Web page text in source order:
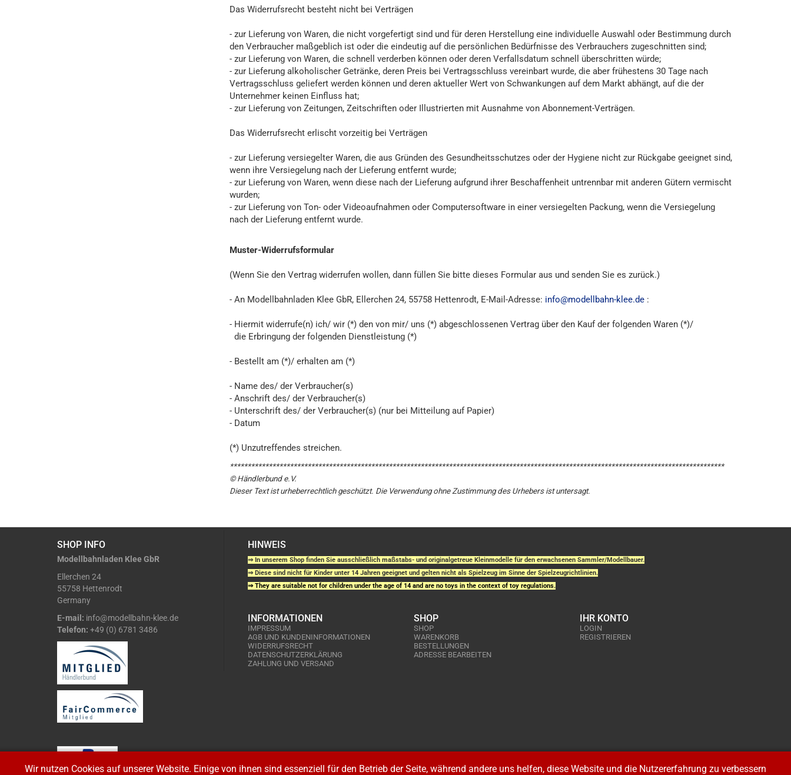
Das Widerrufsrecht besteht nicht bei Verträgen
- zur Lieferung von Waren, die nicht vorgefertigt sind und für deren Herstellung eine individuelle Auswahl oder Bestimmung durch
den Verbraucher maßgeblich ist oder die eindeutig auf die persönlichen Bedürfnisse des Verbrauchers zugeschnitten sind;
- zur Lieferung von Waren, die schnell verderben können oder deren Verfallsdatum schnell überschritten würde;
- zur Lieferung alkoholischer Getränke, deren Preis bei Vertragsschluss vereinbart wurde, die aber frühestens 30 Tage nach
Vertragsschluss geliefert werden können und deren aktueller Wert von Schwankungen auf dem Markt abhängt, auf die der
Unternehmer keinen Einfluss hat;
- zur Lieferung von Zeitungen, Zeitschriften oder Illustrierten mit Ausnahme von Abonnement-Verträgen.
Das Widerrufsrecht erlischt vorzeitig bei Verträgen
- zur Lieferung versiegelter Waren, die aus Gründen des Gesundheitsschutzes oder der Hygiene nicht zur Rückgabe geeignet sind,
wenn ihre Versiegelung nach der Lieferung entfernt wurde;
- zur Lieferung von Waren, wenn diese nach der Lieferung aufgrund ihrer Beschaffenheit untrennbar mit anderen Gütern vermischt
wurden;
- zur Lieferung von Ton- oder Videoaufnahmen oder Computersoftware in einer versiegelten Packung, wenn die Versiegelung
nach der Lieferung entfernt wurde.
Muster-Widerrufsformular
(Wenn Sie den Vertrag widerrufen wollen, dann füllen Sie bitte dieses Formular aus und senden Sie es zurück.)
- An Modellbahnladen Klee GbR, Ellerchen 24, 55758 Hettenrodt, E-Mail-Adresse: info@modellbahn-klee.de:
- Hiermit widerrufe(n) ich/ wir (*) den von mir/ uns (*) abgeschlossenen Vertrag über den Kauf der folgenden Waren (*)/
die Erbringung der folgenden Dienstleistung (*)
- Bestellt am (*)/ erhalten am (*)
- Name des/ der Verbraucher(s)
- Anschrift des/ der Verbraucher(s)
- Unterschrift des/ der Verbraucher(s) (nur bei Mitteilung auf Papier)
- Datum
(*) Unzutreffendes streichen.
********************************************************************************************************************************************
© Händlerbund e.V.
Dieser Text ist urheberrechtlich geschützt. Die Verwendung ohne Zustimmung des Urhebers ist untersagt.
SHOP INFO
Modellbahnladen Klee GbR
Ellerchen 24
55758 Hettenrodt
Germany
E-mail: info@modellbahn-klee.de
Telefon: +49 (0) 6781 3486
HINWEIS
⇒ In unserem Shop finden Sie ausschließlich maßstabs- und originalgetreue Kleinmodelle für den erwachsenen Sammler/Modellbauer.
⇒ Diese sind nicht für Kinder unter 14 Jahren geeignet und gelten nicht als Spielzeug im Sinne der Spielzeugrichtlinien.
⇒ They are suitable not for children under the age of 14 and are no toys in the context of toy regulations.
INFORMATIONEN
IMPRESSUM
AGB UND KUNDENINFORMATIONEN
WIDERRUFSRECHT
DATENSCHUTZERKLÄRUNG
ZAHLUNG UND VERSAND
SHOP
SHOP
WARENKORB
BESTELLUNGEN
ADRESSE BEARBEITEN
IHR KONTO
LOGIN
REGISTRIEREN
Wir nutzen Cookies auf unserer Website. Einige von ihnen sind essenziell für den Betrieb der Seite, während andere uns helfen, diese Website und die Nutzererfahrung zu verbessern